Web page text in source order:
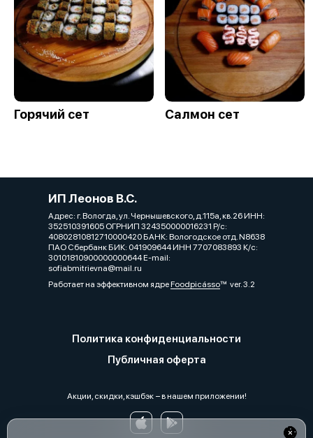
Горячий сет Салмон сет
ИП Леонов В.С.
Адрес: г. Вологда, ул. Чернышевского, д.115а, кв.26 ИНН:
352510391605 ОГРНИП 324350000016231 Р/с:
40802810812710000420 БАНК: Вологодское отд. N8638
ПАО Сбербанк БИК: 041909644 ИНН 7707083893 К/с:
30101810900000000644 E-mail:
sofiabmitrievna@mail.ru
Работает на эффективном ядреFoodpicássover. 3.2
Политика конфиденциальности
Публичная оферта
Акции, скидки, кэшбэк − в нашем приложении!